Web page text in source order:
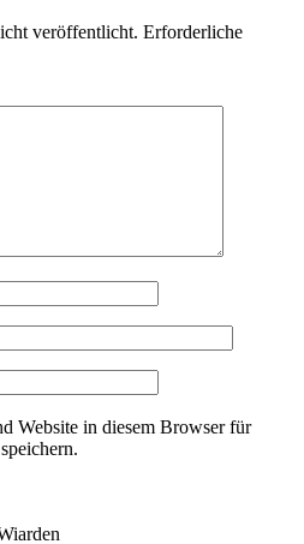
veröffentlicht. Erforderliche
Website in diesem Browser für